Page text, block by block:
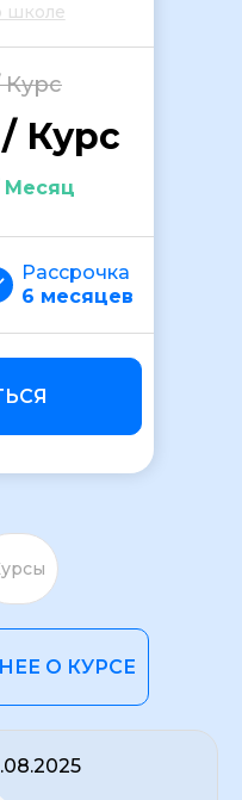
школе
Курс
Курс
Месяц
Рассрочка
6 месяцев
О КУРСЕ